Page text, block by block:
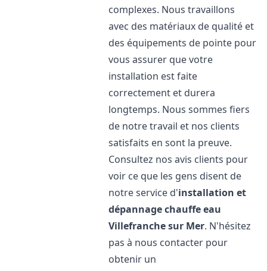
complexes. Nous travaillons
avec des matériaux de qualité et
des équipements de pointe pour
vous assurer que votre
installation est faite
correctement et durera
longtemps. Nous sommes fiers
de notre travail et nos clients
satisfaits en sont la preuve.
Consultez nos avis clients pour
voir ce que les gens disent de
notre service d'installation et
dépannage chauffe eau
Villefranche sur Mer. N'hésitez
pas à nous contacter pour
obtenir un